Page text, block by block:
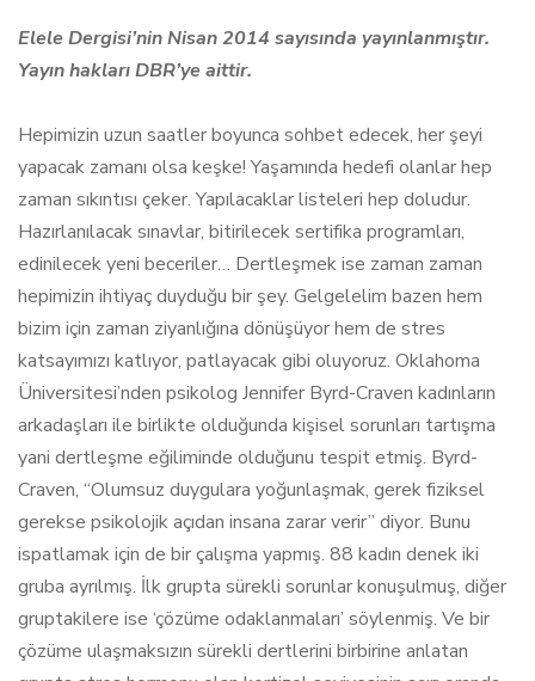
Elele Dergisi’nin Nisan 2014 sayısında yayınlanmıştır.
Yayın hakları DBR’ye aittir.
Hepimizin uzun saatler boyunca sohbet edecek, her şeyi
yapacak zamanı olsa keşke! Yaşamında hedefi olanlar hep
zaman sıkıntısı çeker. Yapılacaklar listeleri hep doludur.
Hazırlanılacak sınavlar, bitirilecek sertifika programları,
edinilecek yeni beceriler… Dertleşmek ise zaman zaman
hepimizin ihtiyaç duyduğu bir şey. Gelgelelim bazen hem
bizim için zaman ziyanlığına dönüşüyor hem de stres
katsayımızı katlıyor, patlayacak gibi oluyoruz. Oklahoma
Üniversitesi’nden psikolog Jennifer Byrd-Craven kadınların
arkadaşları ile birlikte olduğunda kişisel sorunları tartışma
yani dertleşme eğiliminde olduğunu tespit etmiş. Byrd-
Craven, “Olumsuz duygulara yoğunlaşmak, gerek fiziksel
gerekse psikolojik açıdan insana zarar verir” diyor. Bunu
ispatlamak için de bir çalışma yapmış. 88 kadın denek iki
gruba ayrılmış. İlk grupta sürekli sorunlar konuşulmuş, diğer
gruptakilere ise ‘çözüme odaklanmaları’ söylenmiş. Ve bir
çözüme ulaşmaksızın sürekli dertlerini birbirine anlatan